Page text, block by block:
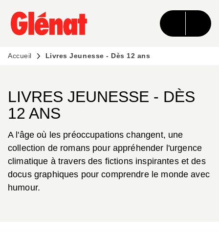
MENU RECHERCHE CONTENU
PIED DE PAGE
Accueil Livres Jeunesse - Dès 12 ans
LIVRES JEUNESSE - DÈS
12 ANS
A l'âge où les préoccupations changent, une
collection de romans pour appréhender l'urgence
climatique à travers des fictions inspirantes et des
docus graphiques pour comprendre le monde avec
humour.